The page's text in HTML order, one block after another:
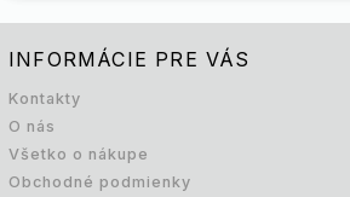
INFORMÁCIE PRE VÁS
Kontakty
O nás
Všetko o nákupe
Obchodné podmienky